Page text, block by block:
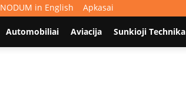
NODUM in English Apkasai
Automobiliai Aviacija Sunkioji Technika